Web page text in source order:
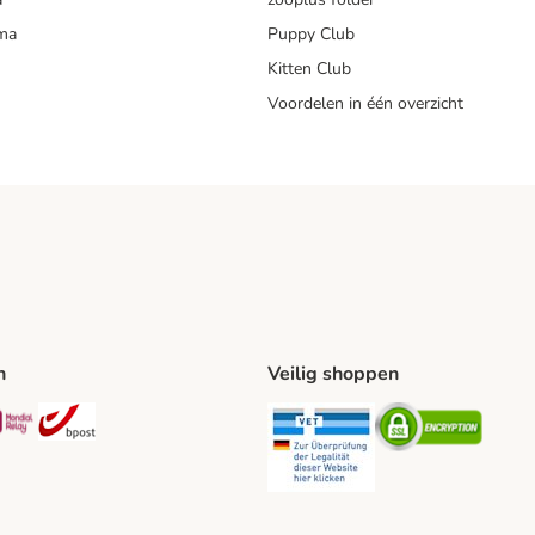
Puppy Club
Kitten Club
Voordelen in één overzicht
Method
Shipping Method
Mondial Relay Shipping Method
Veilig shoppen
Security